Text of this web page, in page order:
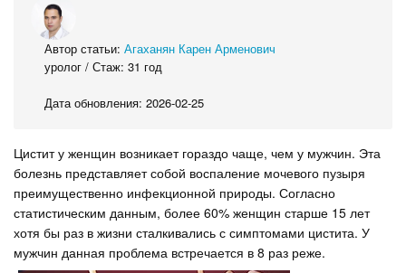
Автор статьи: Агаханян Карен Арменович
уролог / Стаж: 31 год
Дата обновления: 2026-02-25
Цистит у женщин возникает гораздо чаще, чем у мужчин. Эта
болезнь представляет собой воспаление мочевого пузыря
преимущественно инфекционной природы. Согласно
статистическим данным, более 60% женщин старше 15 лет
хотя бы раз в жизни сталкивались с симптомами цистита. У
мужчин данная проблема встречается в 8 раз реже.